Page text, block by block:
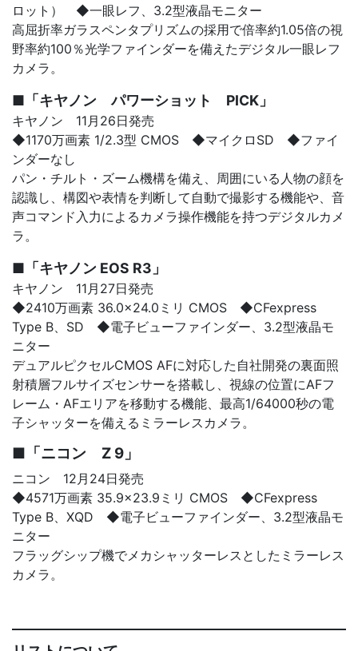
ロット）
◆一眼レフ、3.2型液晶モニター
高屈折率ガラスペンタプリズムの採用で倍率約1.05倍の視
野率約100％光学ファインダーを備えたデジタル一眼レフ
カメラ。
■「キヤノン パワーショット PICK」
キヤノン 11月26日発売
◆1170万画素 1/2.3型 CMOS ◆マイクロSD ◆ファイ
ンダーなし
パン・チルト・ズーム機構を備え、周囲にいる人物の顔を
認識し、構図や表情を判断して自動で撮影する機能や、音
声コマンド入力によるカメラ操作機能を持つデジタルカメ
ラ。
■「キヤノン EOS R3」
キヤノン 11月27日発売
◆2410万画素 36.0×24.0ミリ CMOS ◆CFexpress
Type B、SD ◆電子ビューファインダー、3.2型液晶モ
ニター
デュアルピクセルCMOS AFに対応した自社開発の裏面照
射積層フルサイズセンサーを搭載し、視線の位置にAFフ
レーム・AFエリアを移動する機能、最高1/64000秒の電
子シャッターを備えるミラーレスカメラ。
■「ニコン Z 9」
ニコン 12月24日発売
◆4571万画素 35.9×23.9ミリ CMOS ◆CFexpress
Type B、XQD ◆電子ビューファインダー、3.2型液晶モ
ニター
フラッグシップ機でメカシャッターレスとしたミラーレス
カメラ。